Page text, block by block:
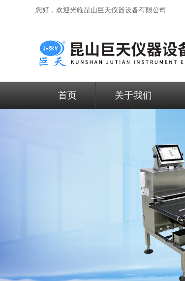
您好，欢迎光临昆山巨天仪器设备有限公司
首页 关于我们